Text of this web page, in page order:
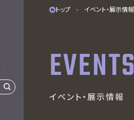
トップ イベント・展示情報
EVENTS
イベント・展示情報